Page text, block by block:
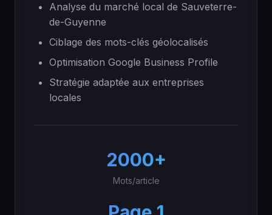
Analyse du marché local de Sauveterre-
de-Guyenne
Ciblage des mots-clés géolocalisés
Optimisation Google Business Profile
Stratégie adaptée aux entreprises
locales
2000+
Mots/article